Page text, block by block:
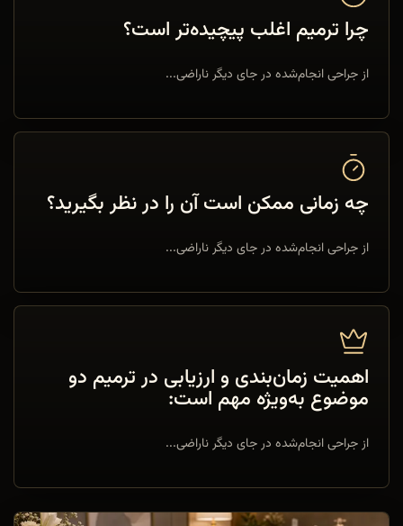
چرا ترمیم اغلب پیچیده‌تر است؟
از جراحی انجام‌شده در جای دیگر ناراضی...
چه زمانی ممکن است آن را در نظر بگیرید؟
از جراحی انجام‌شده در جای دیگر ناراضی...
اهمیت زمان‌بندی و ارزیابی در ترمیم دو
موضوع به‌ویژه مهم است:
از جراحی انجام‌شده در جای دیگر ناراضی...